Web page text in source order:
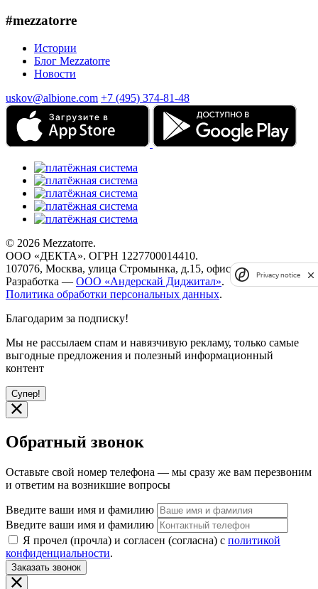
#mezzatorre
Истории
Блог Mezzatorre
Новости
uskov@albione.com +7 (495) 374-81-48
© 2026 Mezzatorre.
ООО «ДЕКТА». ОГРН 1227700014410.
107076, Москва, улица Стромынка, д.15, офис 67.
Разработка — ООО «Андерскай Диджитал».
Политика обработки персональных данных.
Благодарим за подписку!
Мы не рассылаем спам и навязчивую рекламу, только самые
выгодные предложения и полезный информационный
контент
Супер!
Обратный звонок
Оставьте свой номер телефона — мы сразу же вам перезвоним
и ответим на возникшие вопросы
Введите ваши имя и фамилию
Введите ваши имя и фамилию
Я прочел (прочла) и согласен (согласна) с политикой
конфиденциальности.
Заказать звонок
Privacy notice